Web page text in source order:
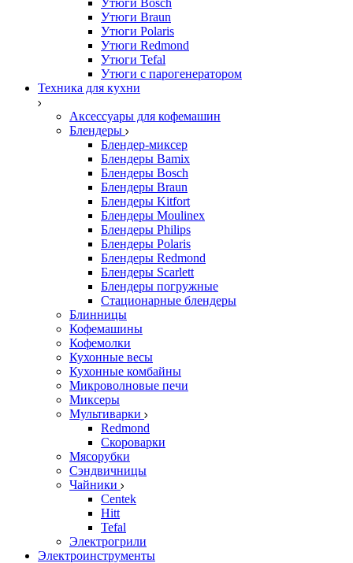
Утюги Bosch
Утюги Braun
Утюги Polaris
Утюги Redmond
Утюги Tefal
Утюги с парогенератором
Техника для кухни
Аксессуары для кофемашин
Блендеры
Блендер-миксер
Блендеры Bamix
Блендеры Bosch
Блендеры Braun
Блендеры Kitfort
Блендеры Moulinex
Блендеры Philips
Блендеры Polaris
Блендеры Redmond
Блендеры Scarlett
Блендеры погружные
Стационарные блендеры
Блинницы
Кофемашины
Кофемолки
Кухонные весы
Кухонные комбайны
Микроволновые печи
Миксеры
Мультиварки
Redmond
Скороварки
Мясорубки
Сэндвичницы
Чайники
Centek
Hitt
Tefal
Электрогрили
Электроинструменты